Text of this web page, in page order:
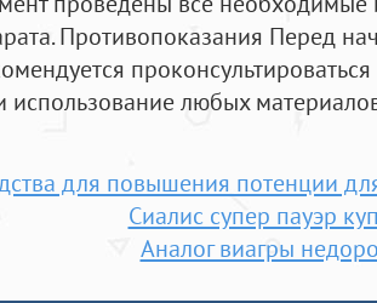
Противопоказания Перед
любых
для повышения потенции
Сиалис супер пауэр
Аналог виагры